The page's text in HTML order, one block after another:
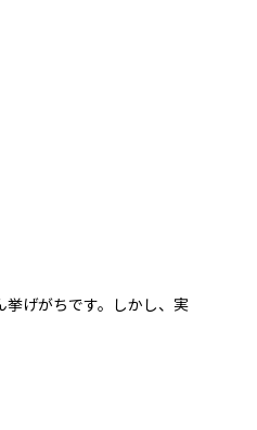
げがちです。しかし、実